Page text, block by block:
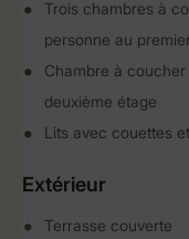
Trois chambres à
personne au
Chambre à
deuxième étage
Lits avec couettes
Extérieur
Terrasse couverte